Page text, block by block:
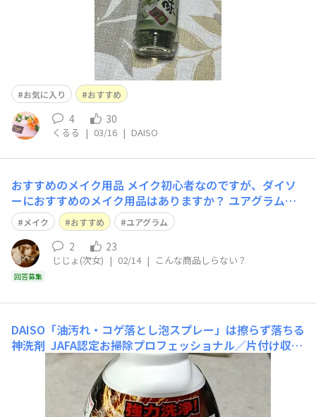
お気に入り おすすめ
4 30
くるる | 03/16 | DAISO
おすすめのメイク用品 メイク初心者なのですが、ダイソ
ーにおすすめのメイク用品はありますか？ ユアグラムの
アイブロウペンシル？とやらがいいと聞きましたが先輩方
の知恵をお貸しください！！
メイク おすすめ ユアグラム
回答募集
2 23
じじょ(次女) | 02/14 | こんな商品しらない？
DAISO「油汚れ・コゲ落とし泡スプレー」は擦らず落ちる
神洗剤 JAFA認定お掃除プロフェッショナル／片付け収納
スペシャリスト視点 これまで数多くのDAISO洗剤を試し
てきた中で、本当に効果を実感できたものだけを紹介して
いる筆者が「ピカイチ」と断言したいのが、今回ご紹介す
る「油汚れ・コゲ落とし泡スプレー（330円）」。 ガスレ